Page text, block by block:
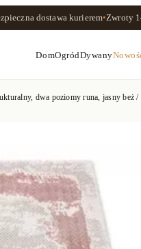
dostawa kurierem•Zwroty
DomOgródDywany
dwa poziomy runa, jasny beż /